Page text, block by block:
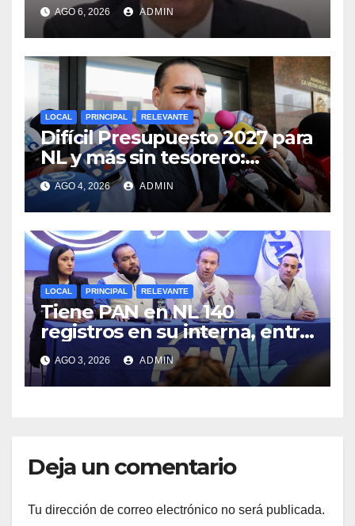
AGO 6, 2026 ADMIN
LOCAL PRINCIPAL RELEVANTE
Difícil Presupuesto 2027 para
NL y más sin tesorero:
Heriberto Treviño
AGO 4, 2026 ADMIN
LOCAL PRINCIPAL RELEVANTE
Tiene PAN en NL 140
registros en su interna, entre
ellos el priista Adrián de la
Garza, Alcalde de Monterrey
AGO 3, 2026 ADMIN
Deja un comentario
Tu dirección de correo electrónico no será publicada.